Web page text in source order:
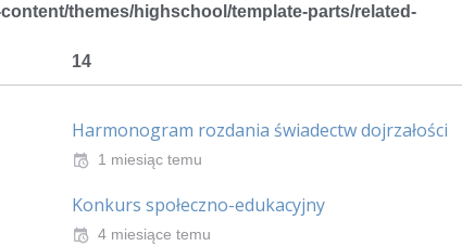
themes/highschool/template-parts/related-
14
Harmonogram rozdania świadectw dojrzałości
1 miesiąc temu
Konkurs społeczno-edukacyjny
4 miesiące temu